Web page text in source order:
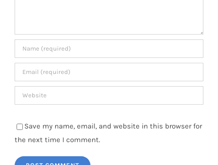
Save my name, email, and website in this browser for
the next time I comment.